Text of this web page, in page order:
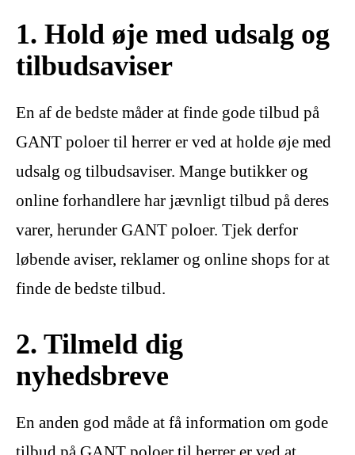
1. Hold øje med udsalg og
tilbudsaviser
En af de bedste måder at finde gode tilbud på
GANT poloer til herrer er ved at holde øje med
udsalg og tilbudsaviser. Mange butikker og
online forhandlere har jævnligt tilbud på deres
varer, herunder GANT poloer. Tjek derfor
løbende aviser, reklamer og online shops for at
finde de bedste tilbud.
2. Tilmeld dig
nyhedsbreve
En anden god måde at få information om gode